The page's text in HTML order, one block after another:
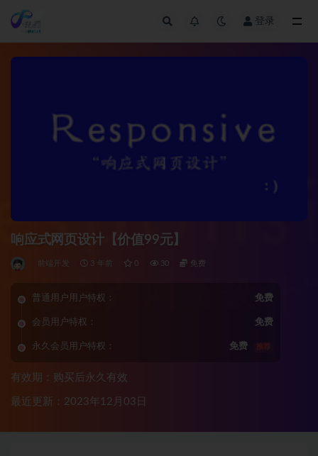
登录
响应式网页设计【价值99元】
前端开发 3 年前 0 30 免费
普通用户用户特权： 免费
会员用户特权： 免费
永久会员用户特权： 免费 推荐
有效期：购买后永久有效
最近更新：2023年12月03日